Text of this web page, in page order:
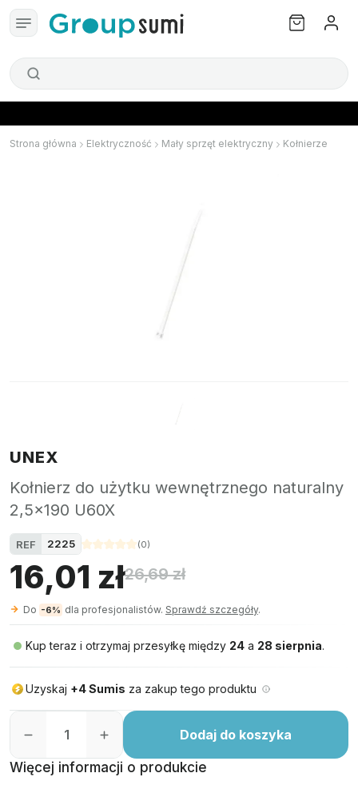
Strona główna Elektryczność Mały sprzęt elektryczny Kołnierze
UNEX
Kołnierz do użytku wewnętrznego naturalny
2,5x190 U60X
REF 2225 (0)
16,01 zł26,69 zł
Do -6% dla profesjonalistów. Sprawdź szczegóły.
Kup teraz i otrzymaj przesyłkę między 24 a 28 sierpnia.
Uzyskaj +4 Sumis za zakup tego produktu
Dodaj do koszyka
Więcej informacji o produkcie